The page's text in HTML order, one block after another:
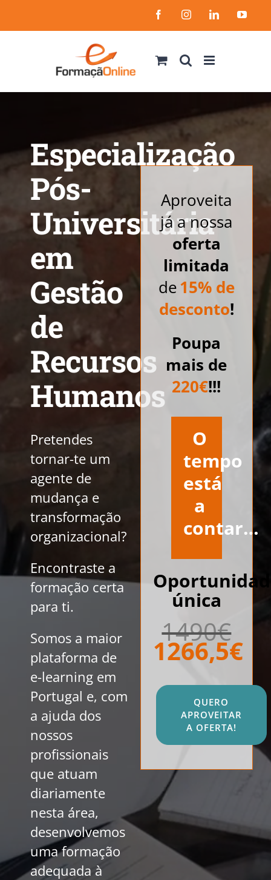
to
FacebookInstagramLinkedIn
Especialização
Pós-
Universitária
em
Gestão
de
Recursos
Humanos
Pretendes
tornar-te um
agente de
mudança e
transformação
organizacional?
Encontraste a
formação certa
para ti.
Somos a maior
plataforma de
e-learning em
Portugal e, com
a ajuda dos
nossos
profissionais
que atuam
diariamente
nesta área,
desenvolvemos
uma formação
adequada à
Aproveita
já a nossa
oferta
limitada
de15% de
desconto!
Poupa
mais de
220€!!!
O
tempo
está
a
contar…
única
1490€
1266,5€
QUERO
APROVEITAR
A OFERTA!